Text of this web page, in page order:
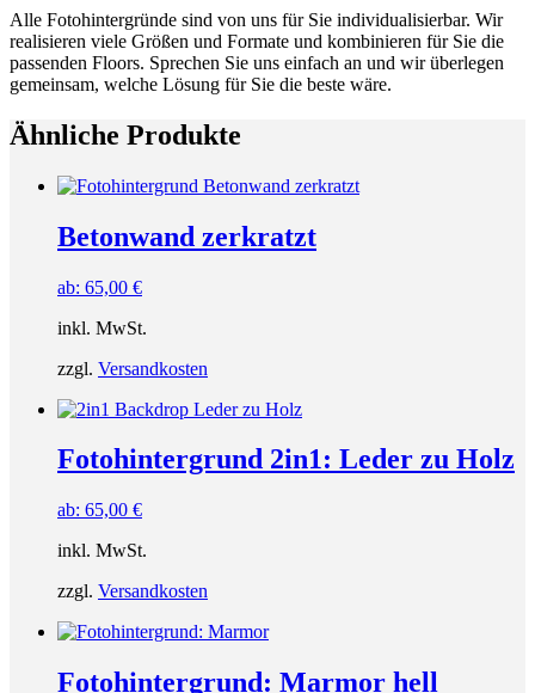
Alle Fotohintergründe sind von uns für Sie individualisierbar. Wir
realisieren viele Größen und Formate und kombinieren für Sie die
passenden Floors. Sprechen Sie uns einfach an und wir überlegen
gemeinsam, welche Lösung für Sie die beste wäre.
Ähnliche Produkte
Betonwand zerkratzt
ab: 65,00 €
inkl. MwSt.
zzgl. Versandkosten
Fotohintergrund 2in1: Leder zu Holz
ab: 65,00 €
inkl. MwSt.
zzgl. Versandkosten
Fotohintergrund: Marmor hell